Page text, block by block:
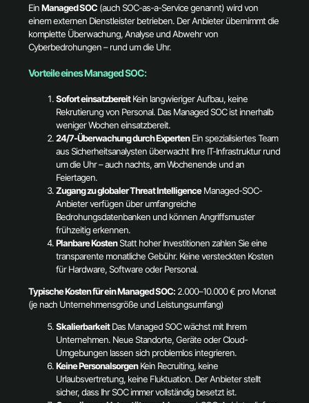
EinManaged SOC (auch SOC-as-a-Service genannt) wird von
einem externen Dienstleister betrieben. Der Anbieter übernimmt die
komplette Überwachung, Analyse und Abwehr von
Cyberbedrohungen – rund um die Uhr.
Vorteile eines Managed SOC:
Sofort einsatzbereitKein langwieriger Aufbau, keine
Rekrutierung von Personal. Das Managed SOC ist innerhalb
weniger Wochen einsatzbereit.
24/7-Überwachung durch ExpertenEin spezialisiertes Team
aus Sicherheitsanalysten überwacht Ihre IT-Infrastruktur rund
um die Uhr – auch nachts, am Wochenende und an
Feiertagen.
Zugang zu globaler Threat IntelligenceManaged-SOC-
Anbieter verfügen über umfangreiche
Bedrohungsdatenbanken und können Angriffsmuster
frühzeitig erkennen.
Planbare KostenStatt hoher Investitionen zahlen Sie eine
transparente monatliche Gebühr. Keine versteckten Kosten
für Hardware, Software oder Personal.
Typische Kosten für ein Managed SOC: 2.000–10.000 € pro Monat
(je nach Unternehmensgröße und Leistungsumfang)
SkalierbarkeitDas Managed SOC wächst mit Ihrem
Unternehmen. Neue Standorte, Geräte oder Cloud-
Umgebungen lassen sich problemlos integrieren.
Keine PersonalsorgenKein Recruiting, keine
Urlaubsvertretung, keine Fluktuation. Der Anbieter stellt
sicher, dass Ihr SOC immer vollständig besetzt ist.